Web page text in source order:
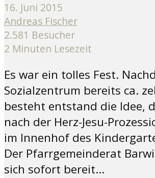
16. Juni 2015
Andreas Fischer
2.581 Besucher
2 Minuten Lesezeit
Es war ein tolles Fest.
Sozialzentrum bereits ca.
besteht entstand die Idee,
nach der Herz-Jesu-
im Innenhof des
Der Pfarrgemeinderat
sich sofort bereit...